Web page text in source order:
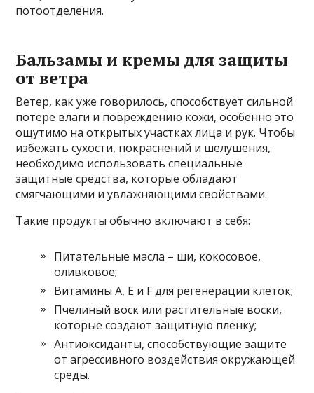
потоотделения.
Бальзамы и кремы для защиты
от ветра
Ветер, как уже говорилось, способствует сильной
потере влаги и повреждению кожи, особенно это
ощутимо на открытых участках лица и рук. Чтобы
избежать сухости, покраснений и шелушения,
необходимо использовать специальные
защитные средства, которые обладают
смягчающими и увлажняющими свойствами.
Такие продукты обычно включают в себя:
Питательные масла – ши, кокосовое,
оливковое;
Витамины А, Е и F для регенерации клеток;
Пчелиный воск или растительные воски,
которые создают защитную плёнку;
Антиоксиданты, способствующие защите
от агрессивного воздействия окружающей
среды.